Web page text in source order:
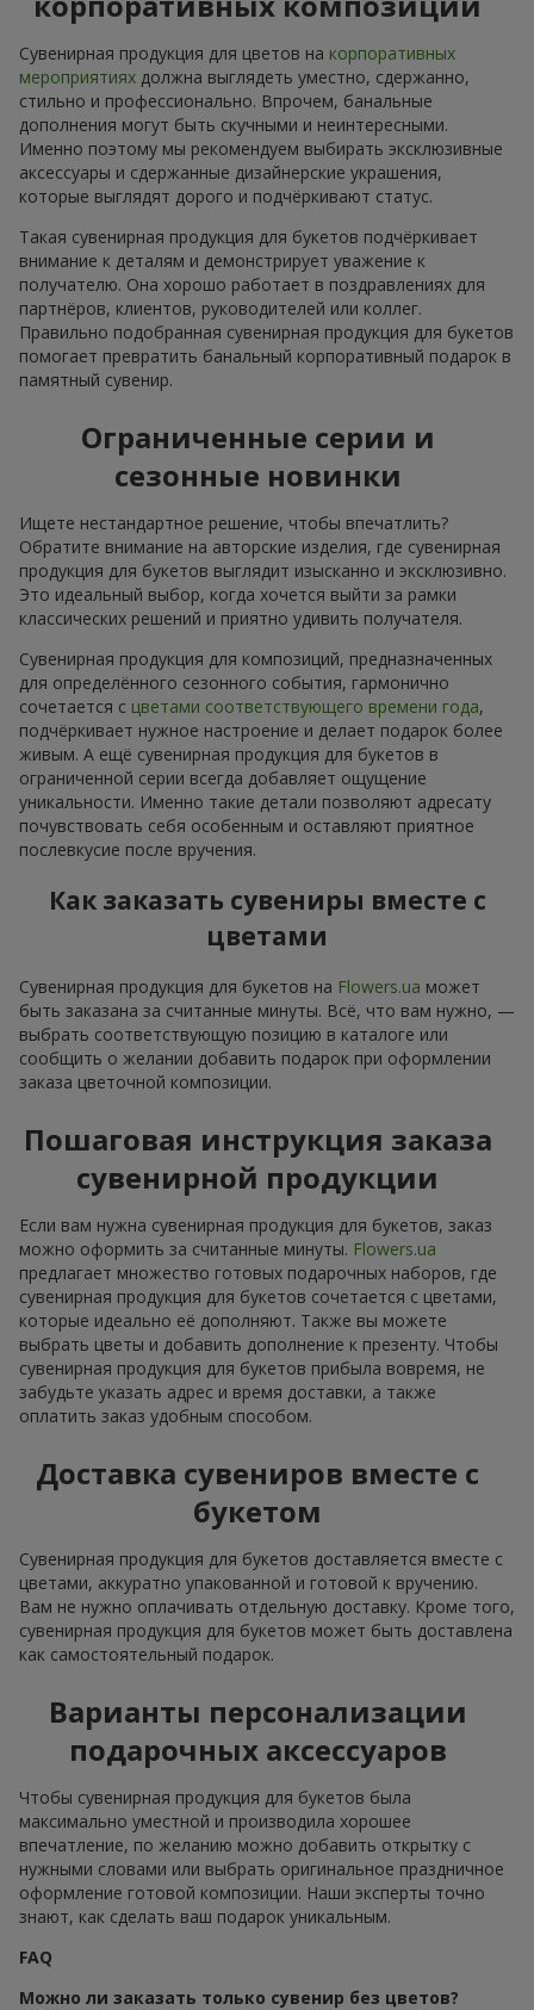
Сувенирная продукция для цветов на корпоративных
мероприятиях должна выглядеть уместно, сдержанно,
стильно и профессионально. Впрочем, банальные
дополнения могут быть скучными и неинтересными.
Именно поэтому мы рекомендуем выбирать эксклюзивные
аксессуары и сдержанные дизайнерские украшения,
которые выглядят дорого и подчёркивают статус.
Такая сувенирная продукция для букетов подчёркивает
внимание к деталям и демонстрирует уважение к
получателю. Она хорошо работает в поздравлениях для
партнёров, клиентов, руководителей или коллег.
Правильно подобранная сувенирная продукция для букетов
помогает превратить банальный корпоративный подарок в
памятный сувенир.
Ограниченные серии и
сезонные новинки
Ищете нестандартное решение, чтобы впечатлить?
Обратите внимание на авторские изделия, где сувенирная
продукция для букетов выглядит изысканно и эксклюзивно.
Это идеальный выбор, когда хочется выйти за рамки
классических решений и приятно удивить получателя.
Сувенирная продукция для композиций, предназначенных
для определённого сезонного события, гармонично
сочетается с цветами соответствующего времени года,
подчёркивает нужное настроение и делает подарок более
живым. А ещё сувенирная продукция для букетов в
ограниченной серии всегда добавляет ощущение
уникальности. Именно такие детали позволяют адресату
почувствовать себя особенным и оставляют приятное
послевкусие после вручения.
Как заказать сувениры вместе с
цветами
Сувенирная продукция для букетов на Flowers.ua может
быть заказана за считанные минуты. Всё, что вам нужно, —
выбрать соответствующую позицию в каталоге или
сообщить о желании добавить подарок при оформлении
заказа цветочной композиции.
Пошаговая инструкция заказа
сувенирной продукции
Если вам нужна сувенирная продукция для букетов, заказ
можно оформить за считанные минуты. Flowers.ua
предлагает множество готовых подарочных наборов, где
сувенирная продукция для букетов сочетается с цветами,
которые идеально её дополняют. Также вы можете
выбрать цветы и добавить дополнение к презенту. Чтобы
сувенирная продукция для букетов прибыла вовремя, не
забудьте указать адрес и время доставки, а также
оплатить заказ удобным способом.
Доставка сувениров вместе с
букетом
Сувенирная продукция для букетов доставляется вместе с
цветами, аккуратно упакованной и готовой к вручению.
Вам не нужно оплачивать отдельную доставку. Кроме того,
сувенирная продукция для букетов может быть доставлена
как самостоятельный подарок.
Варианты персонализации
подарочных аксессуаров
Чтобы сувенирная продукция для букетов была
максимально уместной и производила хорошее
впечатление, по желанию можно добавить открытку с
нужными словами или выбрать оригинальное праздничное
оформление готовой композиции. Наши эксперты точно
знают, как сделать ваш подарок уникальным.
FAQ
Можно ли заказать только сувенир без цветов?